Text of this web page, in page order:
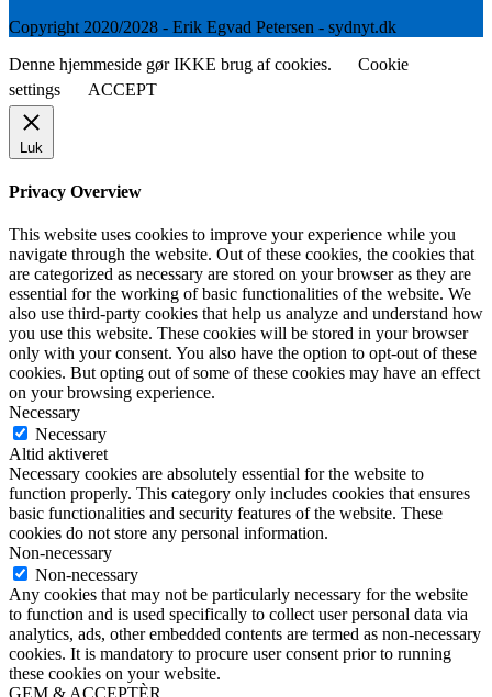
Copyright 2020/2028 - Erik Egvad Petersen - sydnyt.dk
Denne hjemmeside gør IKKE brug af cookies.
Cookie
settings
ACCEPT
Luk
Privacy Overview
This website uses cookies to improve your experience while you
navigate through the website. Out of these cookies, the cookies that
are categorized as necessary are stored on your browser as they are
essential for the working of basic functionalities of the website. We
also use third-party cookies that help us analyze and understand how
you use this website. These cookies will be stored in your browser
only with your consent. You also have the option to opt-out of these
cookies. But opting out of some of these cookies may have an effect
on your browsing experience.
Necessary
Necessary
Altid aktiveret
Necessary cookies are absolutely essential for the website to
function properly. This category only includes cookies that ensures
basic functionalities and security features of the website. These
cookies do not store any personal information.
Non-necessary
Non-necessary
Any cookies that may not be particularly necessary for the website
to function and is used specifically to collect user personal data via
analytics, ads, other embedded contents are termed as non-necessary
cookies. It is mandatory to procure user consent prior to running
these cookies on your website.